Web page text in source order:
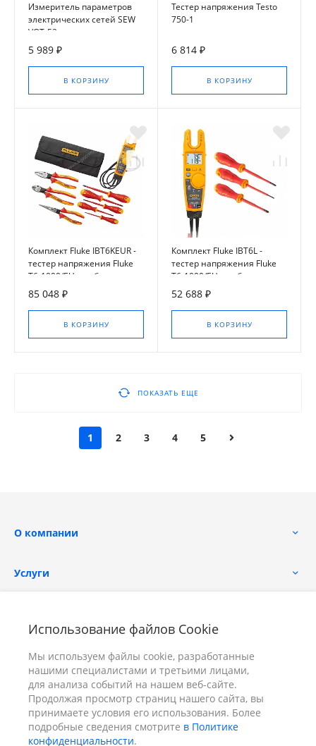
Использование файлов Cookie
Мы используем файлы cookie, разработанные
нашими специалистами и третьими лицами,
для анализа событий на нашем веб-сайте.
Продолжая просмотр страниц нашего сайта, вы
принимаете условия его использования. Более
подробные сведения смотрите в Политике
конфиденциальности.
Измеритель параметров
электрических сетей SEW
VOT-52
5 989 ₽
В КОРЗИНУ
Тестер напряжения Testo
750-1
6 814 ₽
В КОРЗИНУ
Комплект Fluke IBT6KEUR -
тестер напряжения Fluke
T6-1000/EU с набором
инструментов
85 048 ₽
В КОРЗИНУ
Комплект Fluke IBT6L -
тестер напряжения Fluke
T6-1000/EU с набором
отвёрток
52 688 ₽
В КОРЗИНУ
ПОКАЗАТЬ ЕЩЕ
1 2 3 4 5
О компании
Услуги
+7 (391) 298-00-11 Заказать звонок